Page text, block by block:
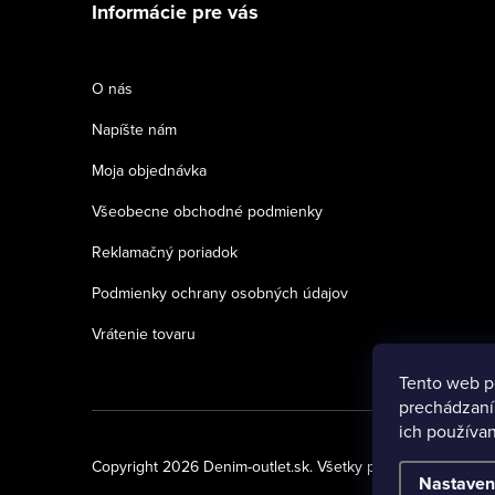
Tento web
ich
Informácie pre vás
O nás
Napíšte nám
Moja objednávka
Všeobecne obchodné podmienky
Reklamačný poriadok
Podmienky ochrany osobných údajov
Vrátenie tovaru
Copyright 2026 Denim-outlet.sk. Všetky práva vyhradené.